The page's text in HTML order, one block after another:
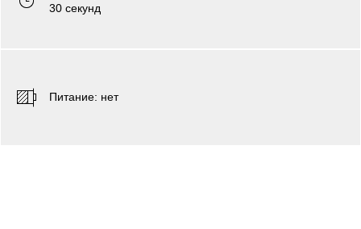
30 секунд
Питаниe: нет